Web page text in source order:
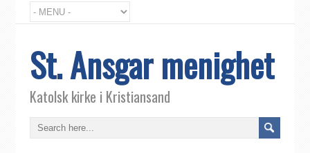
St. Ansgar menighet
Katolsk kirke i Kristiansand